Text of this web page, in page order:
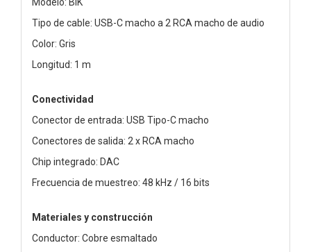
Tipo de cable: USB-C macho a 2 RCA macho de audio
Color: Gris
Longitud: 1 m
Conectividad
Conector de entrada: USB Tipo-C macho
Conectores de salida: 2 x RCA macho
Chip integrado: DAC
Frecuencia de muestreo: 48 kHz / 16 bits
Materiales y construcción
Conductor: Cobre esmaltado